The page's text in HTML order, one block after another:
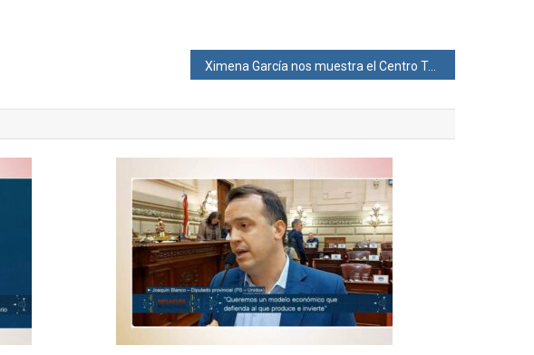
Ximena García nos muestra el Centro Terapéutico Ambulatorio de la Municipalidad de Santa Fe